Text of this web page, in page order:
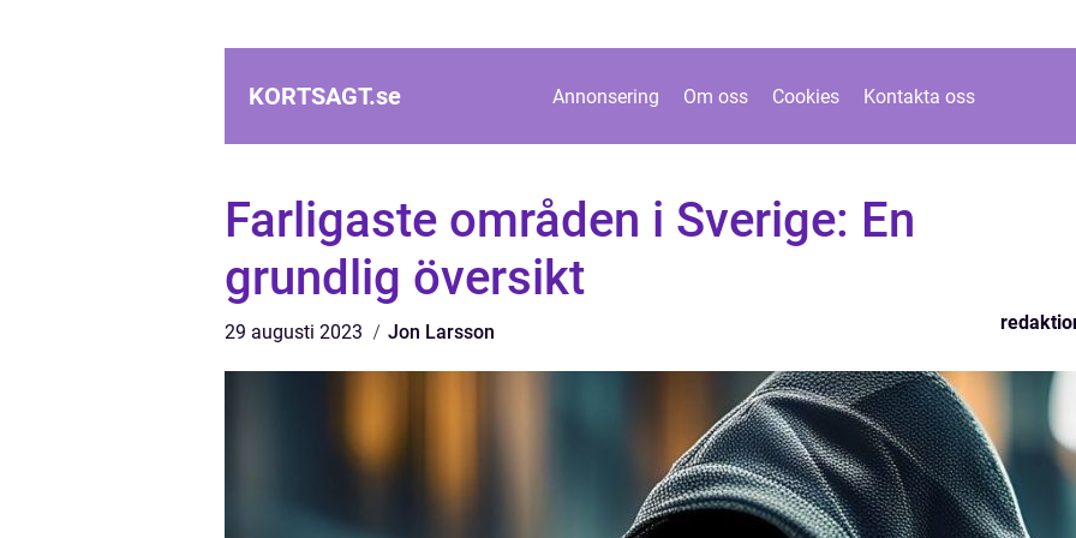
KORTSAGT.se Annonsering Om oss Cookies Kontakta oss
Farligaste områden i Sverige: En
grundlig översikt
29 augusti 2023 Jon Larsson